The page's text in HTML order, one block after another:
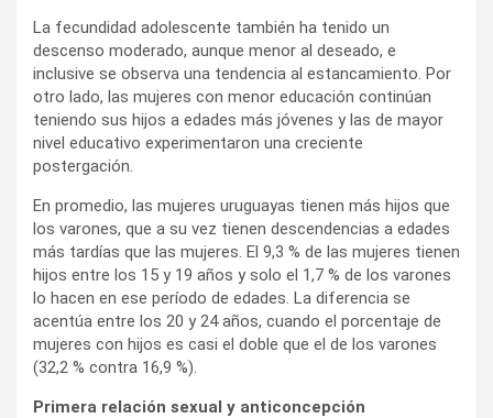
La fecundidad adolescente también ha tenido un
descenso moderado, aunque menor al deseado, e
inclusive se observa una tendencia al estancamiento. Por
otro lado, las mujeres con menor educación continúan
teniendo sus hijos a edades más jóvenes y las de mayor
nivel educativo experimentaron una creciente
postergación.
En promedio, las mujeres uruguayas tienen más hijos que
los varones, que a su vez tienen descendencias a edades
más tardías que las mujeres. El 9,3 % de las mujeres tienen
hijos entre los 15 y 19 años y solo el 1,7 % de los varones
lo hacen en ese período de edades. La diferencia se
acentúa entre los 20 y 24 años, cuando el porcentaje de
mujeres con hijos es casi el doble que el de los varones
(32,2 % contra 16,9 %).
Primera relación sexual y anticoncepción